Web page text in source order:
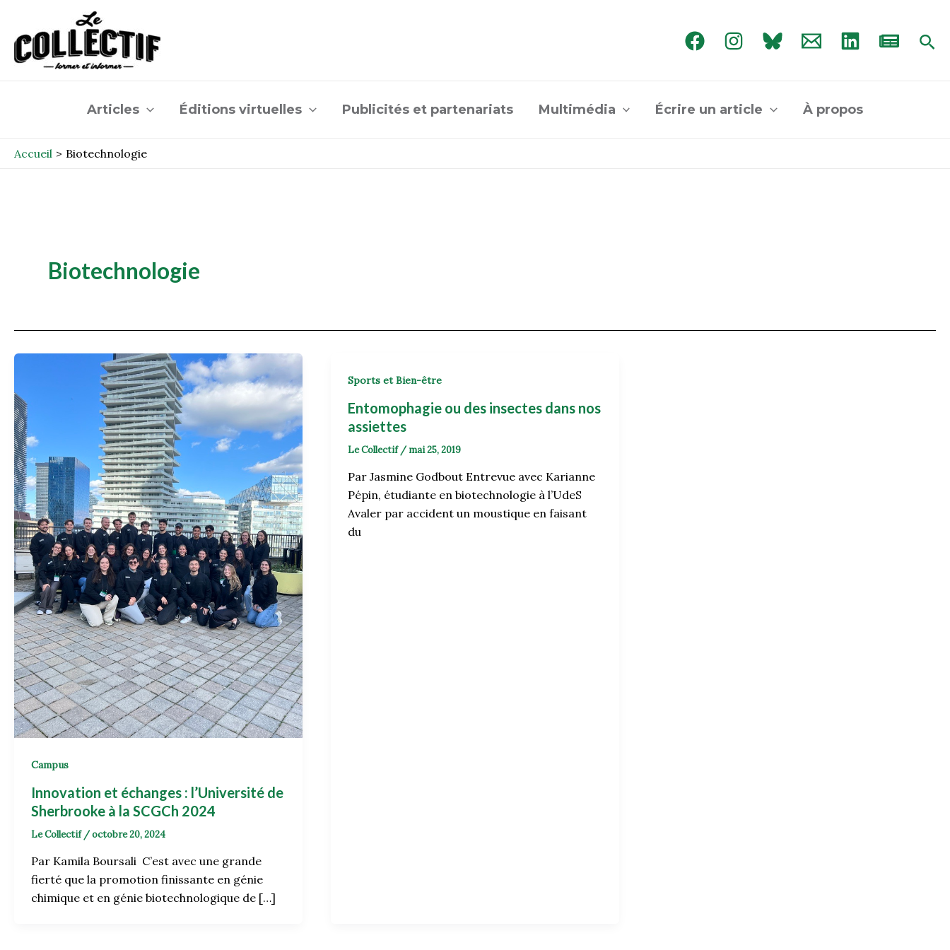
contenu
Articles Éditions virtuelles Publicités et partenariats Multimédia Écrire un article À propos
Accueil Biotechnologie
Biotechnologie
Campus
Innovation et échanges : l’Université de
Sherbrooke à la SCGCh 2024
Le Collectif /octobre 20, 2024
Par Kamila Boursali C’est avec une grande
fierté que la promotion finissante en génie
chimique et en génie biotechnologique de […]
Sports et Bien-être
Entomophagie ou des insectes dans nos
assiettes
Le Collectif / mai 25, 2019
Par Jasmine Godbout Entrevue avec Karianne
Pépin, étudiante en biotechnologie à l’UdeS
Avaler par accident un moustique en faisant
du